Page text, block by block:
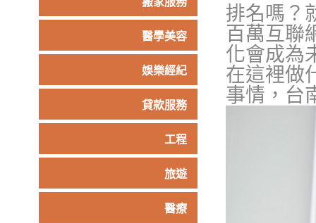
醫學美容
娛樂經紀
貸款服務
工程
旅遊
醫療
排名嗎？
百萬互聯
化會成為
在這裡做
事情，台